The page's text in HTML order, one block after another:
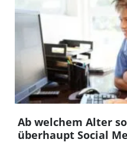
Ab welchem Alter
überhaupt Social